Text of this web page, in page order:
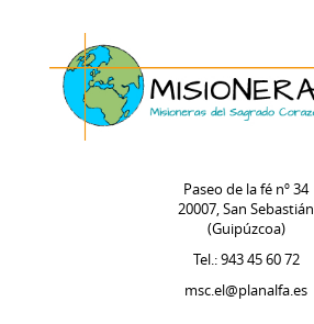
Paseo de la fé nº 34
20007, San Sebastián
(Guipúzcoa)
Tel.: 943 45 60 72
msc.el@planalfa.es